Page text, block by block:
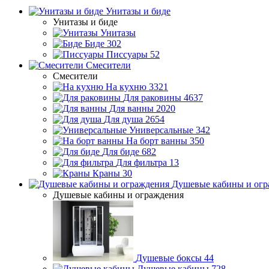
Унитазы и биде
Унитазы и биде
Унитазы
Биде 302
Писсуары 52
Смесители
Смесители
На кухню 3321
Для раковины 4637
Для ванны 2020
Для душа 2654
Универсальные 342
На борт ванны 350
Для биде 682
Для фильтра 13
Краны 30
Душевые кабины и
Душевые кабины и ограждения
Душевые боксы 44